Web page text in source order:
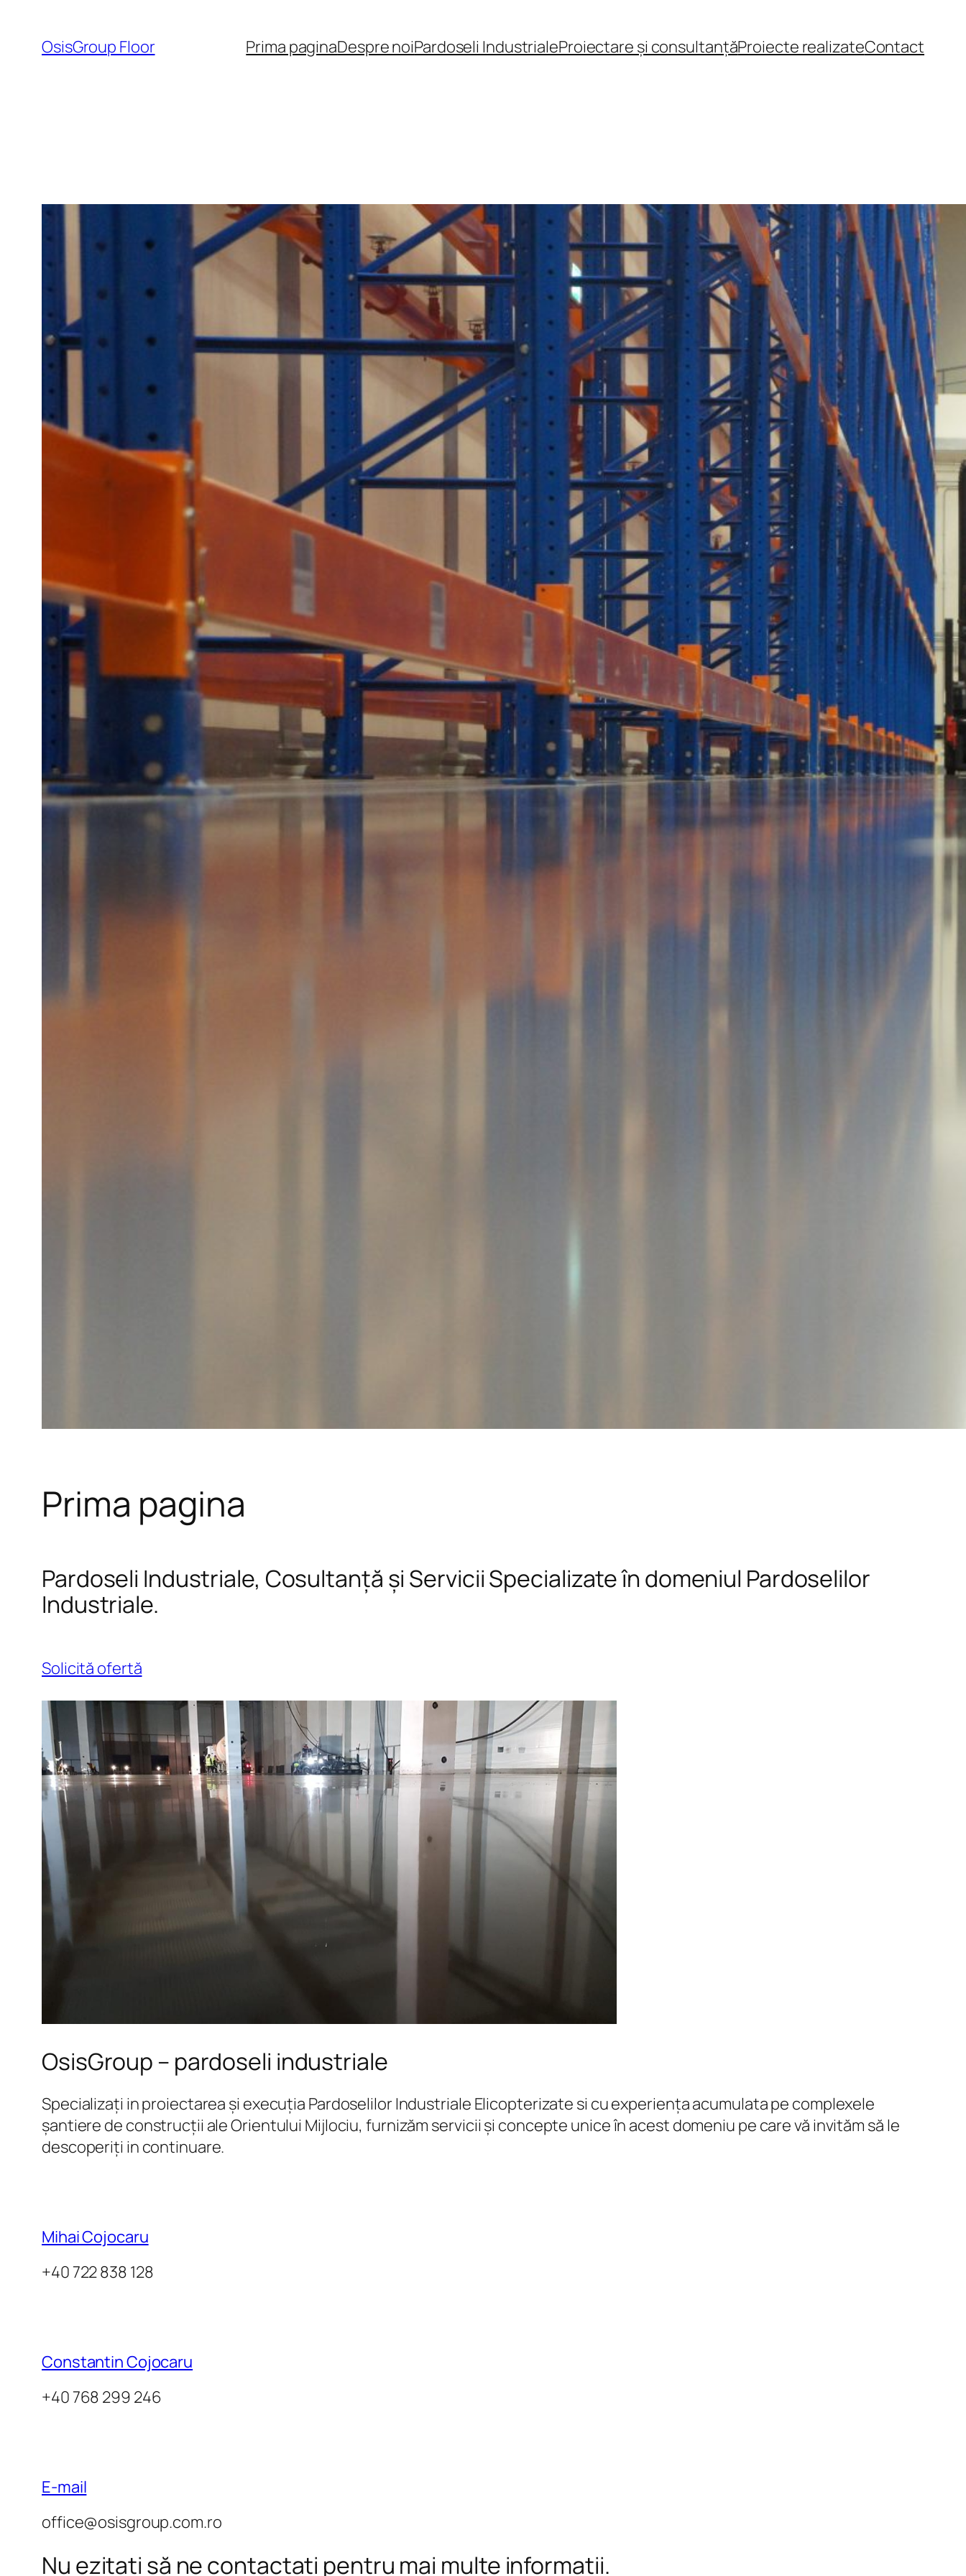
conținut
OsisGroup Floor Prima paginaDespre noiPardoseli IndustrialeProiectare și consultanțăProiecte realizateContact
Prima pagina
Pardoseli Industriale, Cosultanță și Servicii Specializate în domeniul Pardoselilor
Industriale.
Solicită ofertă
OsisGroup – pardoseli industriale
Specializați in proiectarea și execuția Pardoselilor Industriale Elicopterizate si cu experiența acumulata pe complexele
șantiere de construcții ale Orientului Mijlociu, furnizăm servicii și concepte unice în acest domeniu pe care vă invităm să le
descoperiți in continuare.
Mihai Cojocaru
+40 722 838 128
Constantin Cojocaru
+40 768 299 246
E-mail
office@osisgroup.com.ro
Nu ezitați să ne contactați pentru mai multe informații.